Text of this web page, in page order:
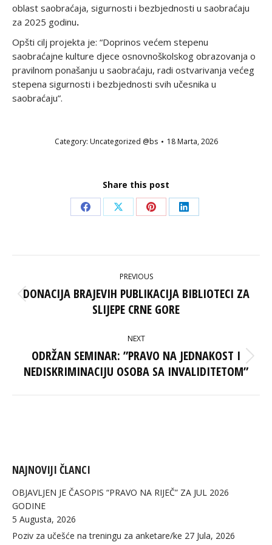
oblast saobraćaja, sigurnosti i bezbjednosti u saobraćaju
za 2025 godinu.
Opšti cilj projekta je: “Doprinos većem stepenu
saobraćajne kulture djece osnovnoškolskog obrazovanja o
pravilnom ponašanju u saobraćaju, radi ostvarivanja većeg
stepena sigurnosti i bezbjednosti svih učesnika u
saobraćaju”.
Category: Uncategorized @bs 18 Marta, 2026
Share this post
Share Share Share Share
NAVIGATION
PREVIOUS
Previous
post:
DONACIJA BRAJEVIH PUBLIKACIJA BIBLIOTECI ZA
SLIJEPE CRNE GORE
NEXT
Next
post:
ODRŽAN SEMINAR: ”PRAVO NA JEDNAKOST I
NEDISKRIMINACIJU OSOBA SA INVALIDITETOM”
NAJNOVIJI ČLANCI
OBJAVLJEN JE ČASOPIS “PRAVO NA RIJEČ” ZA JUL 2026
GODINE
5 Augusta, 2026
Poziv za učešće na treningu za anketare/ke 27 Jula, 2026